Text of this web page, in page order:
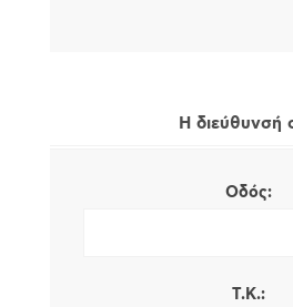
Η διεύθυνσή
Οδός:
Τ.Κ.: